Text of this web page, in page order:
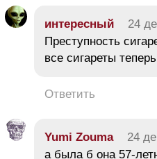
интересный 24
Преступность
все сигареты
Ответить
Yumi Zouma 24
а была б она 57-